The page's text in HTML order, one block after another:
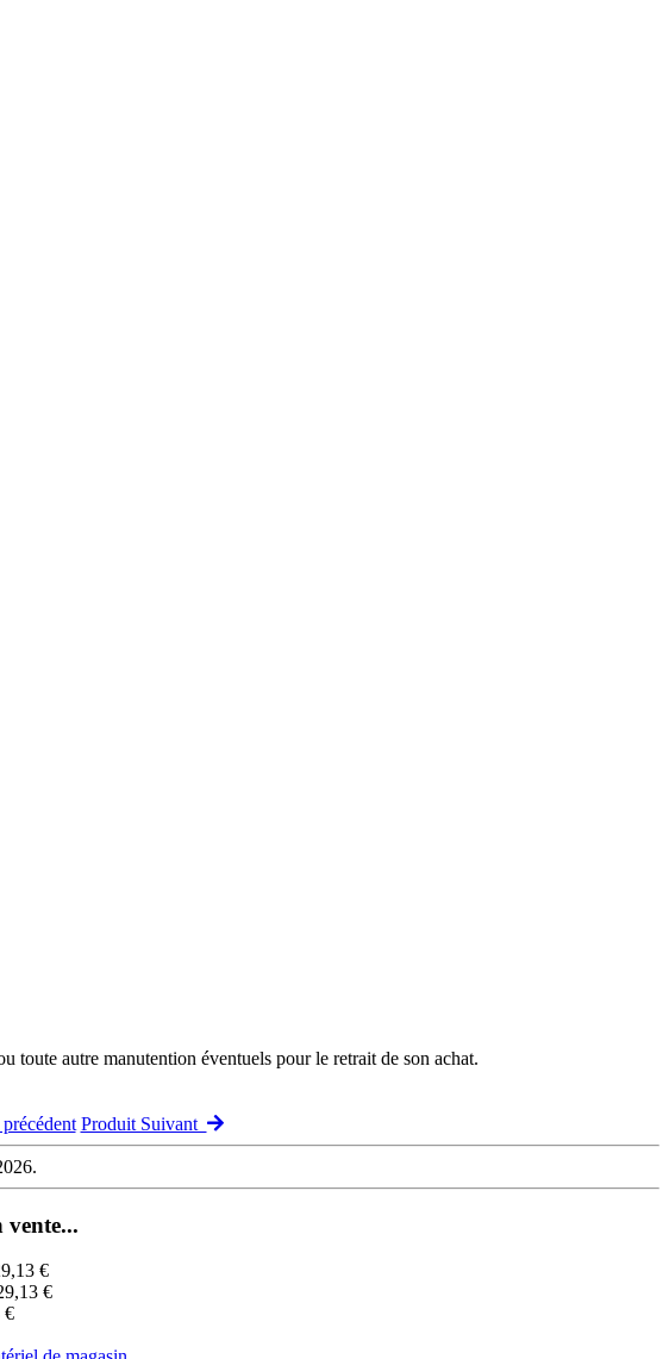
toute autre manutention éventuels pour le retrait de son achat.
Produit Suivant
vente...
€
€
€